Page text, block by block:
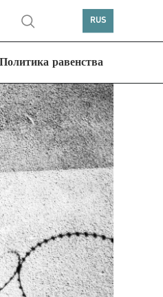
RUS
Политика равенства